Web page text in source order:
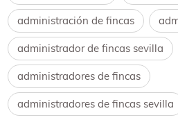
administración de fincas
administrador de fincas sevilla
administradores de fincas
administradores de fincas sevilla